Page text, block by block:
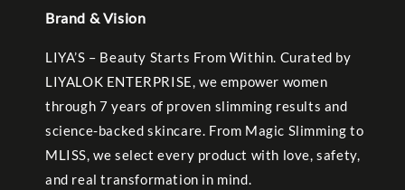
Brand & Vision
LIYA’S – Beauty Starts From Within. Curated by
LIYALOK ENTERPRISE, we empower women
through 7 years of proven slimming results and
science-backed skincare. From Magic Slimming to
MLISS, we select every product with love, safety,
and real transformation in mind.